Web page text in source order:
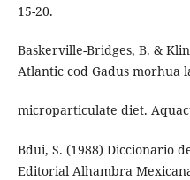
15-20.
Baskerville-Bridges, B. &
Atlantic cod Gadus morhua
microparticulate diet.
Bdui, S. (1988) Diccionario
Editorial Alhambra